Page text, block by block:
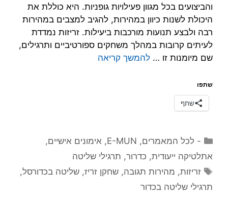
והביצועים בכל מגוון פעילויות גופניות. היא כוללת את
היכולת לשנות כיוון במהירות, להגיב למצבים במהירות
רבה ולבצע תנועות מורכבות ביעילות. זריזות נמדדת
לעיתים קרובות במהלך משחקים ספורטיביים ותרגילים,
שם מיומנות זו … להמשך קריאה
שתפו
שתף
קטגוריות
- לכל המאמרים,
E-MUN
, אימונים אישיים,
אתלטיקה ייעודית, כדרור, תרגילי שליטה
תגיות
זריזות, מהירות תגובה,שחקן זריז,שליטה בכדורסל,
תרגילי שליטה בכדור